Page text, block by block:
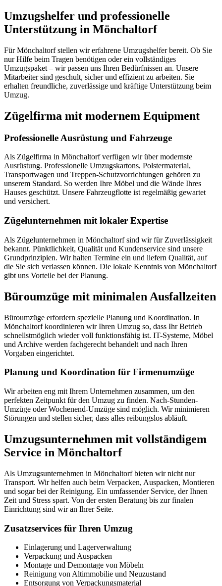
Umzugshelfer und professionelle
Unterstützung in Mönchaltorf
Für Mönchaltorf stellen wir erfahrene Umzugshelfer bereit. Ob Sie
nur Hilfe beim Tragen benötigen oder ein vollständiges
Umzugspaket – wir passen uns Ihren Bedürfnissen an. Unsere
Mitarbeiter sind geschult, sicher und effizient zu arbeiten. Sie
erhalten freundliche, zuverlässige und kräftige Unterstützung beim
Umzug.
Zügelfirma mit modernem Equipment
Professionelle Ausrüstung und Fahrzeuge
Als Zügelfirma in Mönchaltorf verfügen wir über modernste
Ausrüstung. Professionelle Umzugskartons, Polstermaterial,
Transportwagen und Treppen-Schutzvorrichtungen gehören zu
unserem Standard. So werden Ihre Möbel und die Wände Ihres
Hauses geschützt. Unsere Fahrzeugflotte ist regelmäßig gewartet
und versichert.
Zügelunternehmen mit lokaler Expertise
Als Zügelunternehmen in Mönchaltorf sind wir für Zuverlässigkeit
bekannt. Pünktlichkeit, Qualität und Kundenservice sind unsere
Grundprinzipien. Wir halten Termine ein und liefern Qualität, auf
die Sie sich verlassen können. Die lokale Kenntnis von Mönchaltorf
gibt uns Vorteile bei der Planung.
Büroumzüge mit minimalen Ausfallzeiten
Büroumzüge erfordern spezielle Planung und Koordination. In
Mönchaltorf koordinieren wir Ihren Umzug so, dass Ihr Betrieb
schnellstmöglich wieder voll funktionsfähig ist. IT-Systeme, Möbel
und Archive werden fachgerecht behandelt und nach Ihren
Vorgaben eingerichtet.
Planung und Koordination für Firmenumzüge
Wir arbeiten eng mit Ihrem Unternehmen zusammen, um den
perfekten Zeitpunkt für den Umzug zu finden. Nach-Stunden-
Umzüge oder Wochenend-Umzüge sind möglich. Wir minimieren
Störungen und stellen sicher, dass alles reibungslos abläuft.
Umzugsunternehmen mit vollständigem
Service in Mönchaltorf
Als Umzugsunternehmen in Mönchaltorf bieten wir nicht nur
Transport. Wir helfen auch beim Verpacken, Auspacken, Montieren
und sogar bei der Reinigung. Ein umfassender Service, der Ihnen
Zeit und Stress spart. Von der ersten Beratung bis zur finalen
Einrichtung sind wir an Ihrer Seite.
Zusatzservices für Ihren Umzug
Einlagerung und Lagerverwaltung
Verpackung und Auspacken
Montage und Demontage von Möbeln
Reinigung von Altimmobilie und Neuzustand
Entsorgung von Verpackungsmaterial